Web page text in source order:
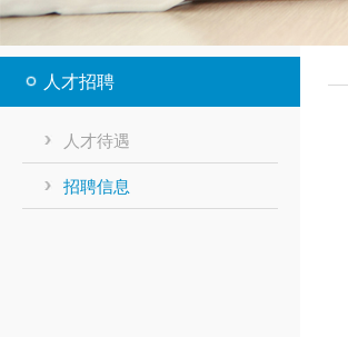
人才招聘
人才待遇
招聘信息